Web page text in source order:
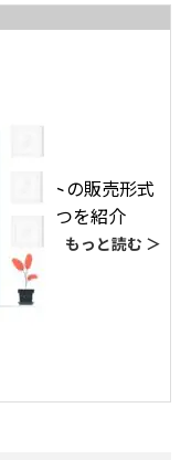
サイトの販売形式
デル4つを紹介
もっと読む ＞